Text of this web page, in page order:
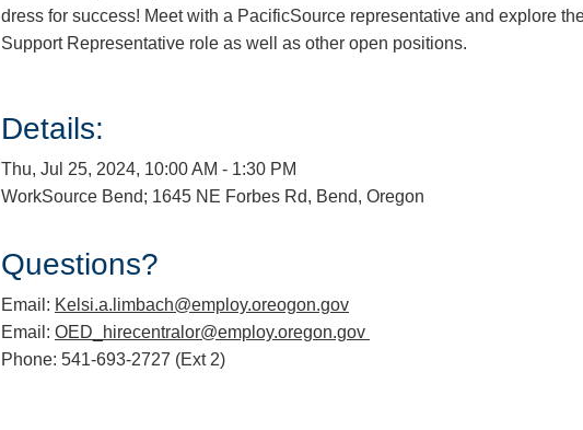
dress for success! Meet with a PacificSource representative and explore
Support Representative role as well as other open positions.
Details:
Thu, Jul 25, 2024, 10:00 AM - 1:30 PM
WorkSource Bend; 1645 NE Forbes Rd, Bend, Oregon
Questions?
Email: Kelsi.a.limbach@employ.oreogon.gov
Email: OED_hirecentralor@employ.oregon.gov
Phone: 541-693-2727 (Ext 2)